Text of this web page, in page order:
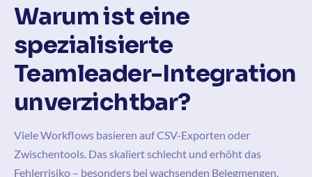
Warum ist eine
spezialisierte
Teamleader-Integration
unverzichtbar?
Viele Workflows basieren auf CSV-Exporten oder
Zwischentools. Das skaliert schlecht und erhöht das
Fehlerrisiko – besonders bei wachsenden Belegmengen.